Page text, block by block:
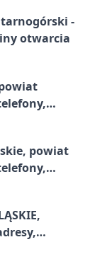
-
otwarcia
powiat